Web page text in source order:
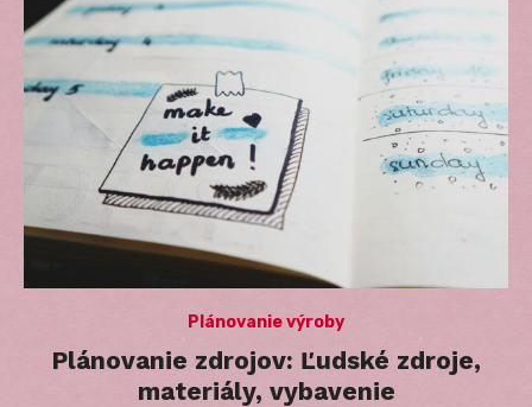
Plánovanie výroby
Plánovanie zdrojov: Ľudské zdroje,
materiály, vybavenie